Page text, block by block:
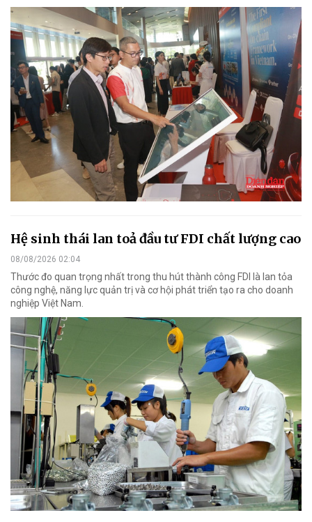
Hệ sinh thái lan toả đầu tư FDI chất lượng cao
08/08/2026 02:04
Thước đo quan trọng nhất trong thu hút thành công FDI là lan tỏa
công nghệ, năng lực quản trị và cơ hội phát triển tạo ra cho doanh
nghiệp Việt Nam.